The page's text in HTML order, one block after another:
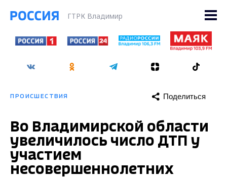
ГТРК Владимир
ПРОИСШЕСТВИЯ Поделиться
Во Владимирской области
увеличилось число ДТП у
участием
несовершеннолетних